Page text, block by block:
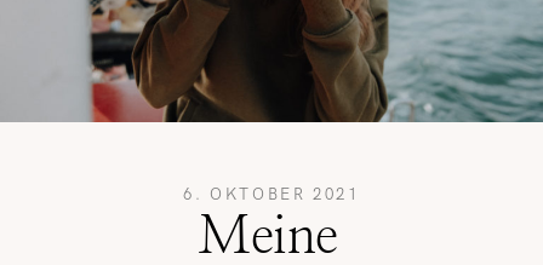
6. OKTOBER 2021
Meine
WANDERN